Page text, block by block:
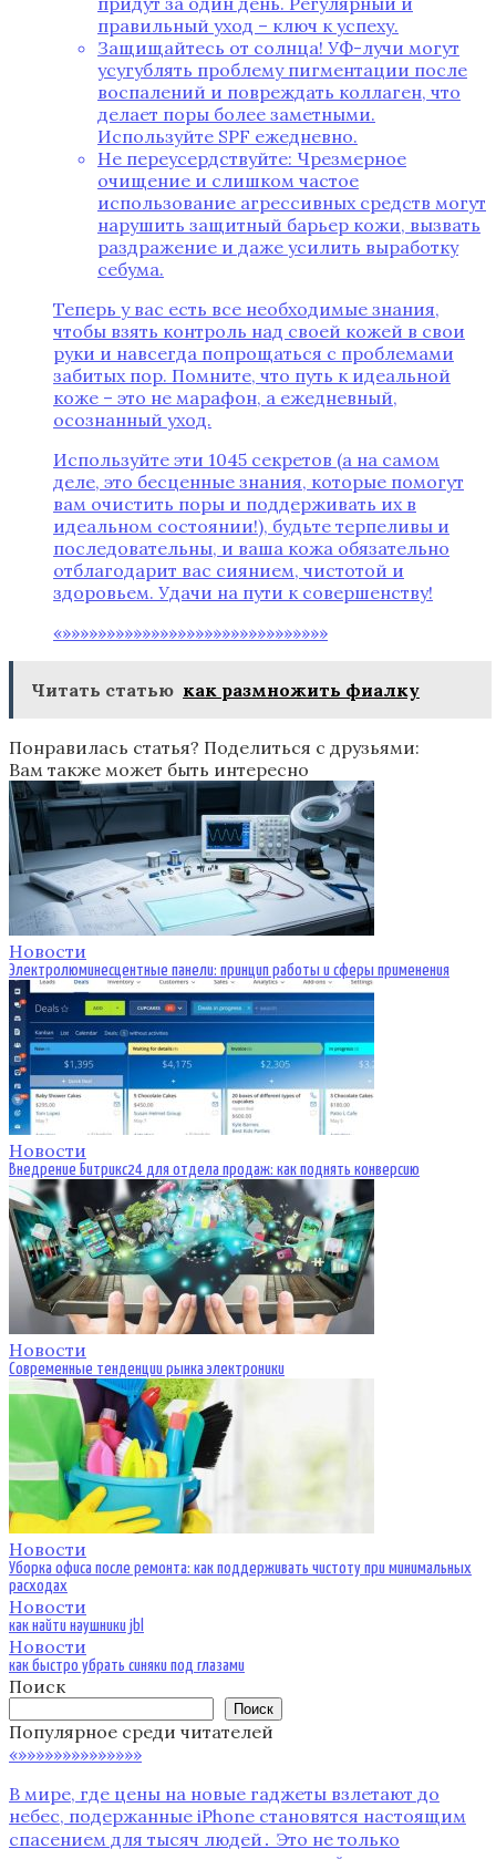
правильный уход – ключ к успеху.
Защищайтесь от солнца! УФ-лучи могут
усугублять проблему пигментации после
воспалений и повреждать коллаген, что
делает поры более заметными.
Используйте SPF ежедневно.
Не переусердствуйте: Чрезмерное
очищение и слишком частое
использование агрессивных средств могут
нарушить защитный барьер кожи, вызвать
раздражение и даже усилить выработку
себума.
Теперь у вас есть все необходимые знания,
чтобы взять контроль над своей кожей в свои
руки и навсегда попрощаться с проблемами
забитых пор. Помните, что путь к идеальной
коже – это не марафон, а ежедневный,
осознанный уход.
Используйте эти 1045 секретов (а на самом
деле, это бесценные знания, которые помогут
вам очистить поры и поддерживать их в
идеальном состоянии!), будьте терпеливы и
последовательны, и ваша кожа обязательно
отблагодарит вас сиянием, чистотой и
здоровьем. Удачи на пути к совершенству!
«»»»»»»»»»»»»»»»»»»»»»»»»»»»»»»
Читать статью как размножить фиалку
Понравилась статья? Поделиться с друзьями:
Вам также может быть интересно
Новости
Электролюминесцентные панели: принцип работы и сферы применения
Новости
Внедрение Битрикс24 для отдела продаж: как поднять конверсию
Новости
Современные тенденции рынка электроники
Новости
Уборка офиса после ремонта: как поддерживать чистоту при минимальных
расходах
Новости
как найти наушники jbl
Новости
как быстро убрать синяки под глазами
Поиск
Поиск
Популярное среди читателей
«»»»»»»»»»»»»»»
В мире, где цены на новые гаджеты взлетают до
небес, подержанные iPhone становятся настоящим
спасением для тысяч людей․ Это не только